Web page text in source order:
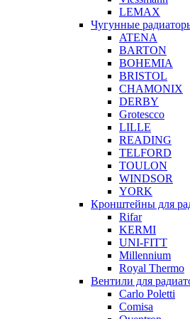
LEMAX
Чугунные
ATENA
BARTON
BOHEMIA
BRISTOL
CHAMONIX
DERBY
Grotescco
LILLE
READING
TELFORD
TOULON
WINDSOR
YORK
Кронштейны для
Rifar
KERMI
UNI-FITT
Millennium
Royal Thermo
Вентили для
Carlo Poletti
Comisa